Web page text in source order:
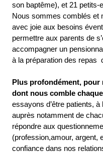
son baptême), et 21 petits-
Nous sommes comblés et
avec joie aux besoins
permettre aux parents de
accompagner un
à la préparation des repas
Plus profondément,
dont nous comble
essayons d’être patients, à
auprès notamment de
répondre aux
(profession,amour, argent,
confiance dans nos